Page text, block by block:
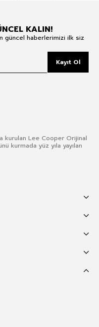
KALIN!
güncel haberlerimizi ilk siz
Kayıt Ol
kurulan Lee Cooper Orijinal
kurmada yüz yıla yayılan